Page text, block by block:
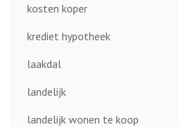
kosten koper
krediet hypotheek
laakdal
landelijk
landelijk wonen te koop